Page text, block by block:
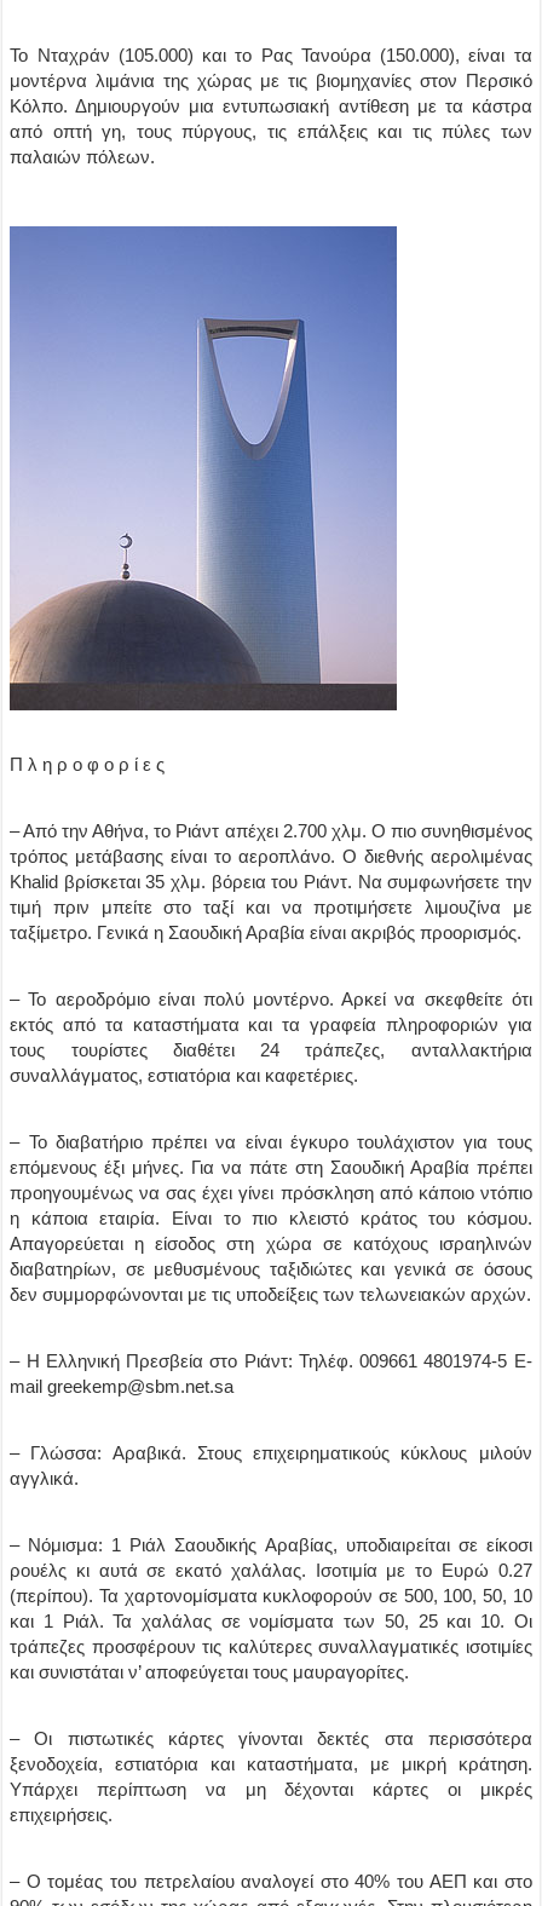
Το Νταχράν (105.000) και το Ρας Τανούρα (150.000), είναι τα
μοντέρνα λιμάνια της χώρας με τις βιομηχανίες στον Περσικό
Κόλπο. Δημιουργούν μια εντυπωσιακή αντίθεση με τα κάστρα
από οπτή γη, τους πύργους, τις επάλξεις και τις πύλες των
παλαιών πόλεων.
Π λ η ρ ο φ ο ρ ί ε ς
– Από την Αθήνα, το Ριάντ απέχει 2.700 χλμ. Ο πιο συνηθισμένος
τρόπος μετάβασης είναι το αεροπλάνο. Ο διεθνής αερολιμένας
Khalid βρίσκεται 35 χλμ. βόρεια του Ριάντ. Να συμφωνήσετε την
τιμή πριν μπείτε στο ταξί και να προτιμήσετε λιμουζίνα με
ταξίμετρο. Γενικά η Σαουδική Αραβία είναι ακριβός προορισμός.
– Το αεροδρόμιο είναι πολύ μοντέρνο. Αρκεί να σκεφθείτε ότι
εκτός από τα καταστήματα και τα γραφεία πληροφοριών για
τους τουρίστες διαθέτει 24 τράπεζες, ανταλλακτήρια
συναλλάγματος, εστιατόρια και καφετέριες.
– Το διαβατήριο πρέπει να είναι έγκυρο τουλάχιστον για τους
επόμενους έξι μήνες. Για να πάτε στη Σαουδική Αραβία πρέπει
προηγουμένως να σας έχει γίνει πρόσκληση από κάποιο ντόπιο
η κάποια εταιρία. Είναι το πιο κλειστό κράτος του κόσμου.
Απαγορεύεται η είσοδος στη χώρα σε κατόχους ισραηλινών
διαβατηρίων, σε μεθυσμένους ταξιδιώτες και γενικά σε όσους
δεν συμμορφώνονται με τις υποδείξεις των τελωνειακών αρχών.
– Η Ελληνική Πρεσβεία στο Ριάντ: Τηλέφ. 009661 4801974-5 E-
mail greekemp@sbm.net.sa
– Γλώσσα: Αραβικά. Στους επιχειρηματικούς κύκλους μιλούν
αγγλικά.
– Νόμισμα: 1 Ριάλ Σαουδικής Αραβίας, υποδιαιρείται σε είκοσι
ρουέλς κι αυτά σε εκατό χαλάλας. Ισοτιμία με το Ευρώ 0.27
(περίπου). Τα χαρτονομίσματα κυκλοφορούν σε 500, 100, 50, 10
και 1 Ριάλ. Τα χαλάλας σε νομίσματα των 50, 25 και 10. Οι
τράπεζες προσφέρουν τις καλύτερες συναλλαγματικές ισοτιμίες
και συνιστάται ν’ αποφεύγεται τους μαυραγορίτες.
– Οι πιστωτικές κάρτες γίνονται δεκτές στα περισσότερα
ξενοδοχεία, εστιατόρια και καταστήματα, με μικρή κράτηση.
Υπάρχει περίπτωση να μη δέχονται κάρτες οι μικρές
επιχειρήσεις.
– Ο τομέας του πετρελαίου αναλογεί στο 40% του ΑΕΠ και στο